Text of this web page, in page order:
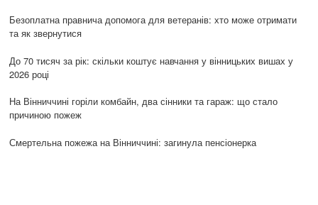
Безоплатна правнича допомога для ветеранів: хто може отримати
та як звернутися
До 70 тисяч за рік: скільки коштує навчання у вінницьких вишах у
2026 році
На Вінниччині горіли комбайн, два сінники та гараж: що стало
причиною пожеж
Смертельна пожежа на Вінниччині: загинула пенсіонерка